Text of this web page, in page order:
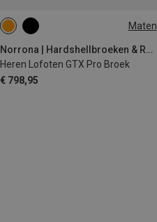
Maten
Norrona | Hardshellbroeken & Regenbroeken
Heren Lofoten GTX Pro Broek
€ 798,95
S L